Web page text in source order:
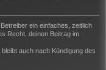
ein einfaches, zeitlich
Recht, deinen Beitrag im
auch nach Kündigung des